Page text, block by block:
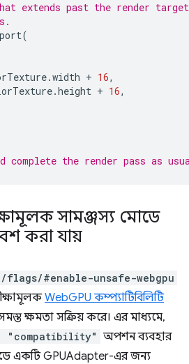
extends past the render
(
.width + 16,
.height + 16,
complete the render pass as
সামঞ্জস্য মোডে
করা যায়
flags/#enable-unsafe-webgpu
WebGPU কম্প্যাটিবিলিটি
ক্ষমতা সক্রিয় করে। এর মাধ্যমে,
"compatibility" অপশন ব্যবহার
একটি GPUAdapter-এর জন্য